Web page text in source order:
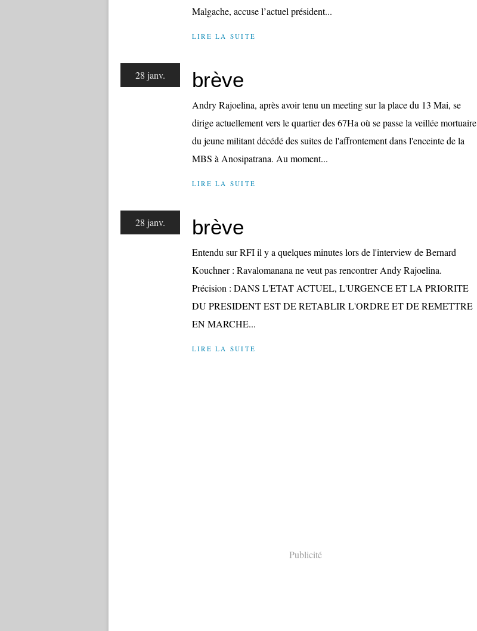
Malgache, accuse l’actuel président...
LIRE LA SUITE
28 janv. brève
Andry Rajoelina, après avoir tenu un meeting sur la place du 13 Mai, se
dirige actuellement vers le quartier des 67Ha où se passe la veillée mortuaire
du jeune militant décédé des suites de l'affrontement dans l'enceinte de la
MBS à Anosipatrana. Au moment...
LIRE LA SUITE
28 janv. brève
Entendu sur RFI il y a quelques minutes lors de l'interview de Bernard
Kouchner : Ravalomanana ne veut pas rencontrer Andy Rajoelina.
Précision : DANS L'ETAT ACTUEL, L'URGENCE ET LA PRIORITE
DU PRESIDENT EST DE RETABLIR L'ORDRE ET DE REMETTRE
EN MARCHE...
LIRE LA SUITE
Publicité